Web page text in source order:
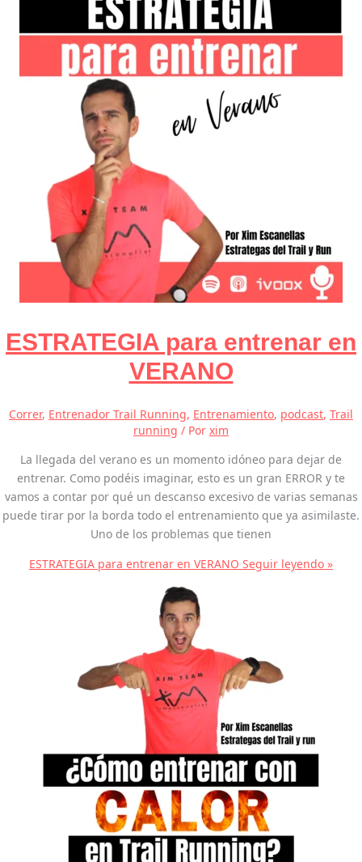
ESTRATEGIA para entrenar en
VERANO
Correr, Entrenador Trail Running, Entrenamiento, podcast, Trail
running / Por xim
La llegada del verano es un momento idóneo para dejar de
entrenar. Como podéis imaginar, esto es un gran ERROR y te
vamos a contar por qué un descanso excesivo de varias semanas
puede tirar por la borda todo el entrenamiento que ya asimilaste.
Uno de los problemas que tienen
ESTRATEGIA para entrenar en VERANO Seguir leyendo »